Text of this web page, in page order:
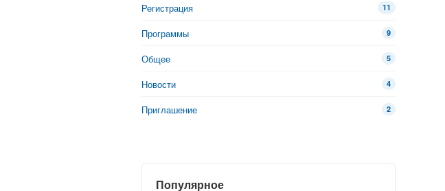
Регистрация 11
Программы 9
Общее 5
Новости 4
Приглашение 2
Популярное